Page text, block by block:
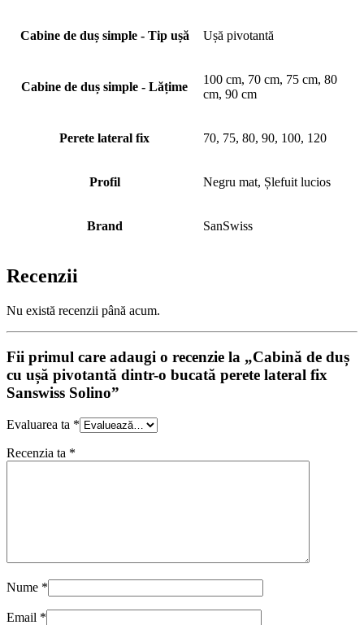
Cabine de duș simple - Tip ușă Ușă pivotantă
Cabine de duș simple - Lățime
100 cm, 70 cm, 75 cm, 80
cm, 90 cm
Perete lateral fix 70, 75, 80, 90, 100, 120
Profil Negru mat, Șlefuit lucios
Brand SanSwiss
Recenzii
Nu există recenzii până acum.
Fii primul care adaugi o recenzie la „Cabină de duș
cu ușă pivotantă dintr-o bucată perete lateral fix
Sanswiss Solino”
Evaluarea ta *
Recenzia ta *
Nume *
Email *